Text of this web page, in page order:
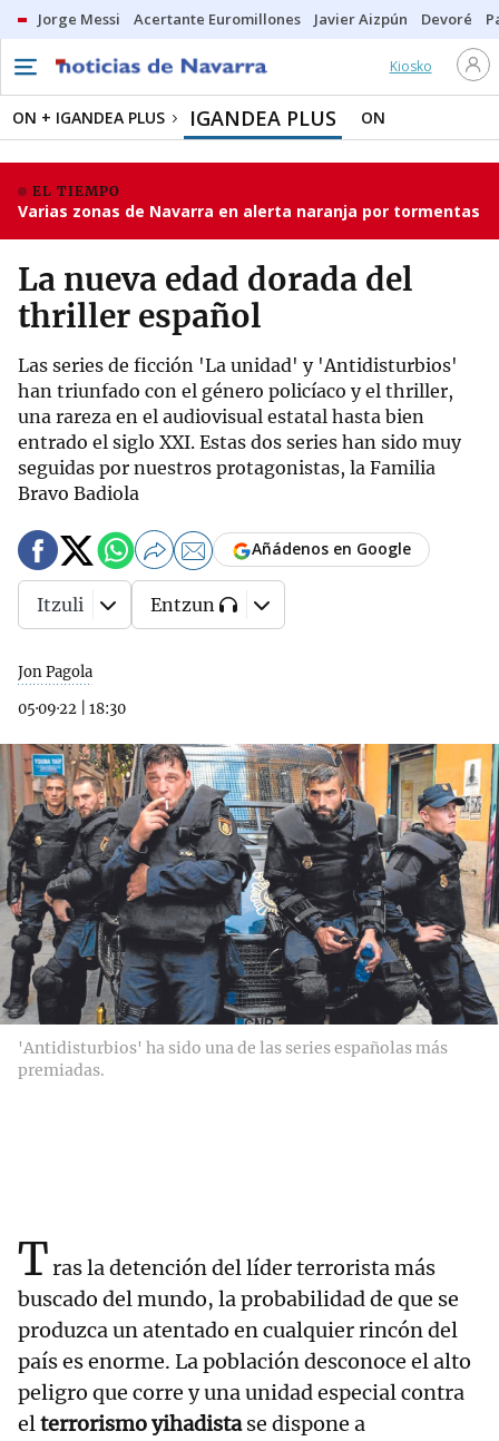
Jorge Messi Acertante Euromillones Javier Aizpún Devoré
Kiosko
ON + IGANDEA PLUS IGANDEA PLUS ON
EL TIEMPO
Varias zonas de Navarra en alerta naranja por tormentas
La nueva edad dorada del
thriller español
Las series de ficción 'La unidad' y 'Antidisturbios'
han triunfado con el género policíaco y el thriller,
una rareza en el audiovisual estatal hasta bien
entrado el siglo XXI. Estas dos series han sido muy
seguidas por nuestros protagonistas, la Familia
Bravo Badiola
Jon Pagola
05·09·22
18:30
Añádenos en Google
Itzuli Entzun
'Antidisturbios' ha sido una de las series españolas más
premiadas.
Tras la detención del líder terrorista más
buscado del mundo, la probabilidad de que se
produzca un atentado en cualquier rincón del
país es enorme. La población desconoce el alto
peligro que corre y una unidad especial contra
elterrorismo yihadistase dispone a